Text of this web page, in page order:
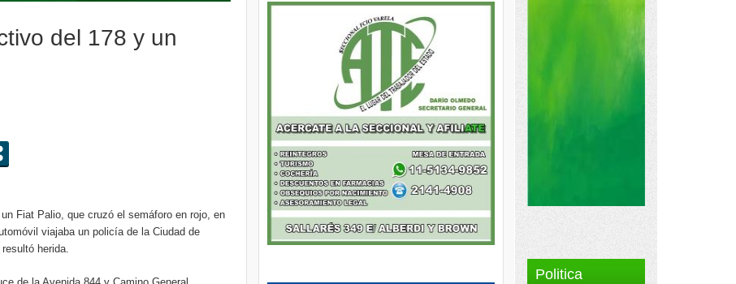
del 178 y un
Fiat Palio, que cruzó el semáforo en rojo, en
viajaba un policía de la Ciudad de
herida.
Politica